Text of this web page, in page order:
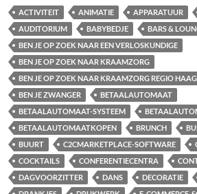
ACTIVITEIT ANIMATIE APPARATUUR
AUDITORIUM
BABYBEDJE
BARS &
BEN JE OP ZOEK NAAR EEN VERLOSKUNDIGE
BEN JE OP ZOEK NAAR KRAAMZORG
BEN JE OP ZOEK NAAR KRAAMZORG REGIO
BEN JE ZWANGER
BETAALAUTOMAAT
BETAALAUTOMAAT-SYSTEEM
BETAALAUTOMAATKOPEN
BRUNCH
BUURT
C2CMARKETPLACE-SOFTWARE
COCKTAILS
CONFERENTIECENTRA
DAGVOORZITTER
DANS DECORATIE